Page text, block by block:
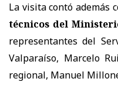
La visita contó además
técnicos del
representantes del
Valparaíso, Marcelo
regional, Manuel